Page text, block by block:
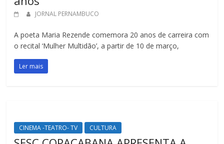
JORNAL PERNAMBUCO
A poeta Maria Rezende comemora 20 anos de carreira com
o recital ‘Mulher Multidão’, a partir de 10 de março,
Ler mais
CINEMA -TEATRO- TV CULTURA